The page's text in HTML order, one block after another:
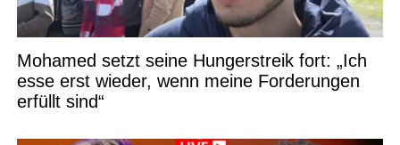
Mohamed setzt seine Hungerstreik fort: „Ich
esse erst wieder, wenn meine Forderungen
erfüllt sind“